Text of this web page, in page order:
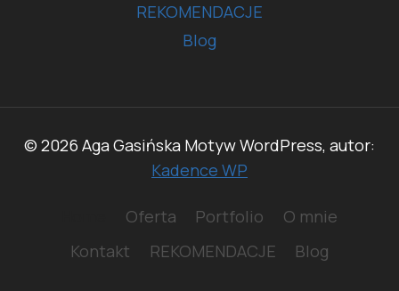
REKOMENDACJE
Blog
© 2026 Aga Gasińska Motyw WordPress, autor:
Kadence WP
Oferta Portfolio
O mnie
Kontakt
REKOMENDACJE Blog